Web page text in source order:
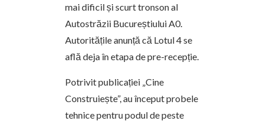
mai dificil și scurt tronson al
Autostrăzii Bucureștiului A0.
Autoritățile anunță că Lotul 4 se
află deja în etapa de pre-recepție.
Potrivit publicației „Cine
Construiește”, au început probele
tehnice pentru podul de peste